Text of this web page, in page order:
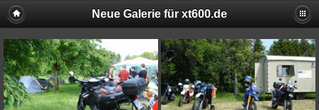
Neue Galerie für xt600.de